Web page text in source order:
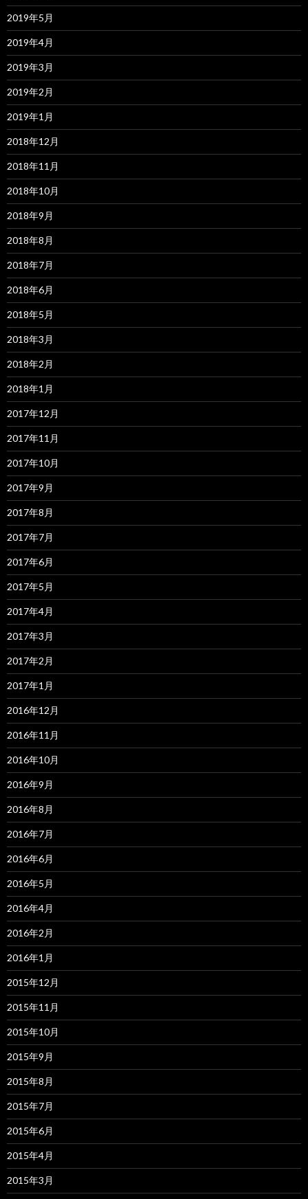
2019年5月
2019年4月
2019年3月
2019年2月
2019年1月
2018年12月
2018年11月
2018年10月
2018年9月
2018年8月
2018年7月
2018年6月
2018年5月
2018年3月
2018年2月
2018年1月
2017年12月
2017年11月
2017年10月
2017年9月
2017年8月
2017年7月
2017年6月
2017年5月
2017年4月
2017年3月
2017年2月
2017年1月
2016年12月
2016年11月
2016年10月
2016年9月
2016年8月
2016年7月
2016年6月
2016年5月
2016年4月
2016年2月
2016年1月
2015年12月
2015年11月
2015年10月
2015年9月
2015年8月
2015年7月
2015年6月
2015年4月
2015年3月